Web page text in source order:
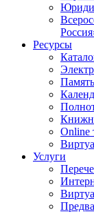
Ресурсы
Online
Услуги